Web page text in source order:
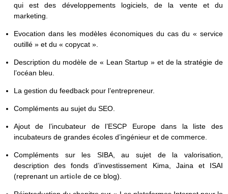
qui est des développements logiciels, de la vente et du
marketing.
Evocation dans les modèles économiques du cas du « service
outillé » et du « copycat ».
Description du modèle de « Lean Startup » et de la stratégie de
l’océan bleu.
La gestion du feedback pour l’entrepreneur.
Compléments au sujet du SEO.
Ajout de l’incubateur de l’ESCP Europe dans la liste des
incubateurs de grandes écoles d’ingénieur et de commerce.
Compléments sur les SIBA, au sujet de la valorisation,
description des fonds d’investissement Kima, Jaina et ISAI
(reprenant un articlede ce blog).